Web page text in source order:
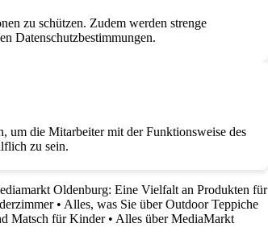
zu schützen. Zudem werden strenge
Datenschutzbestimmungen.
um die Mitarbeiter mit der Funktionsweise des
zu sein.
Oldenburg: Eine Vielfalt an Produkten für
• Alles, was Sie über Outdoor Teppiche
Matsch für Kinder• Alles über MediaMarkt